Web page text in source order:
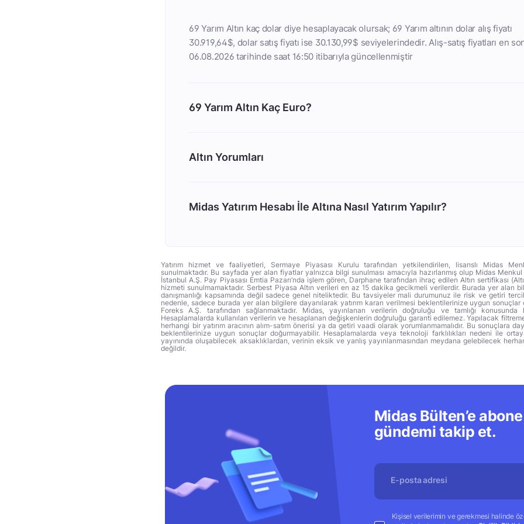
69 Yarım Altın kaç dolar diye hesaplayacak olursak; 69 Yarım altının dolar alış fiyatı
30.919,64$, dolar satış fiyatı ise 30.130,99$ seviyelerindedir. Alış-satış fiyatları en
06.08.2026 tarihinde saat 16:50 itibarıyla güncellenmiştir
69 Yarım Altın Kaç Euro?
Altın Yorumları
Midas Yatırım Hesabı İle Altına Nasıl Yatırım Yapılır?
Yatırım hizmet ve faaliyetleri, Sermaye Piyasası Kurulu tarafından yetkilendirilen, lisanslı Midas
sunulmaktadır. Bu sayfada yer alan fiyatlar yalnızca bilgi sunulması amacıyla hazırlanmış olup Midas
İstanbul A.Ş. Pay Piyasası Emtia Pazarı’nda işlem gören, Darphane tarafından ihraç edilen Altın sertifikası
hizmeti sunulmamaktadır. Serbest Piyasa Altın verileri en az 15 dakika gecikmeli verilerdir. Burada yer alan
danışmanlığı kapsamında değil sadece genel niteliktedir. Bu tavsiyeler mali durumunuz ile risk ve getiri
nedenle, sadece burada yer alan bilgilere dayanılarak yatırım kararı verilmesi beklentilerinize uygun
Foreks A.Ş. tarafından sağlanmaktadır. Midas, yayınlanan verilerin doğruluğu ve tamlığı
Hesaplamalarda kullanılan verilerin ve hesaplanan değişkenlerin doğruluğu garanti edilemez. Yapılacak
herhangi bir yatırım aracının alım-satım önerisi ya da getiri vaadi olarak yorumlanmamalıdır. Bu sonuçlara
beklentilerinize uygun sonuçlar doğurmayabilir. Hesaplamalarda veya teknoloji farklılıkları nedeni ile
yayınında oluşabilecek aksaklıklardan, verinin eksik ve yanlış yayınlanmasından meydana gelebilecek
değildir.
Midas Bülten’e
gündemi takip et.
Kişisel verilerimin ve gerekmesi halinde